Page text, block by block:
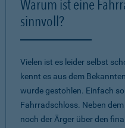
Warum ist eine
sinnvoll?
Vielen ist es leider selbst
kennt es aus dem
wurde gestohlen. Einfach
Fahrradschloss. Neben
noch der Ärger über den